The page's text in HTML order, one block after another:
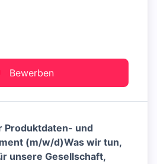
Bewerben
Produktdaten- und
(m/w/d)Was wir tun,
unsere Gesellschaft,